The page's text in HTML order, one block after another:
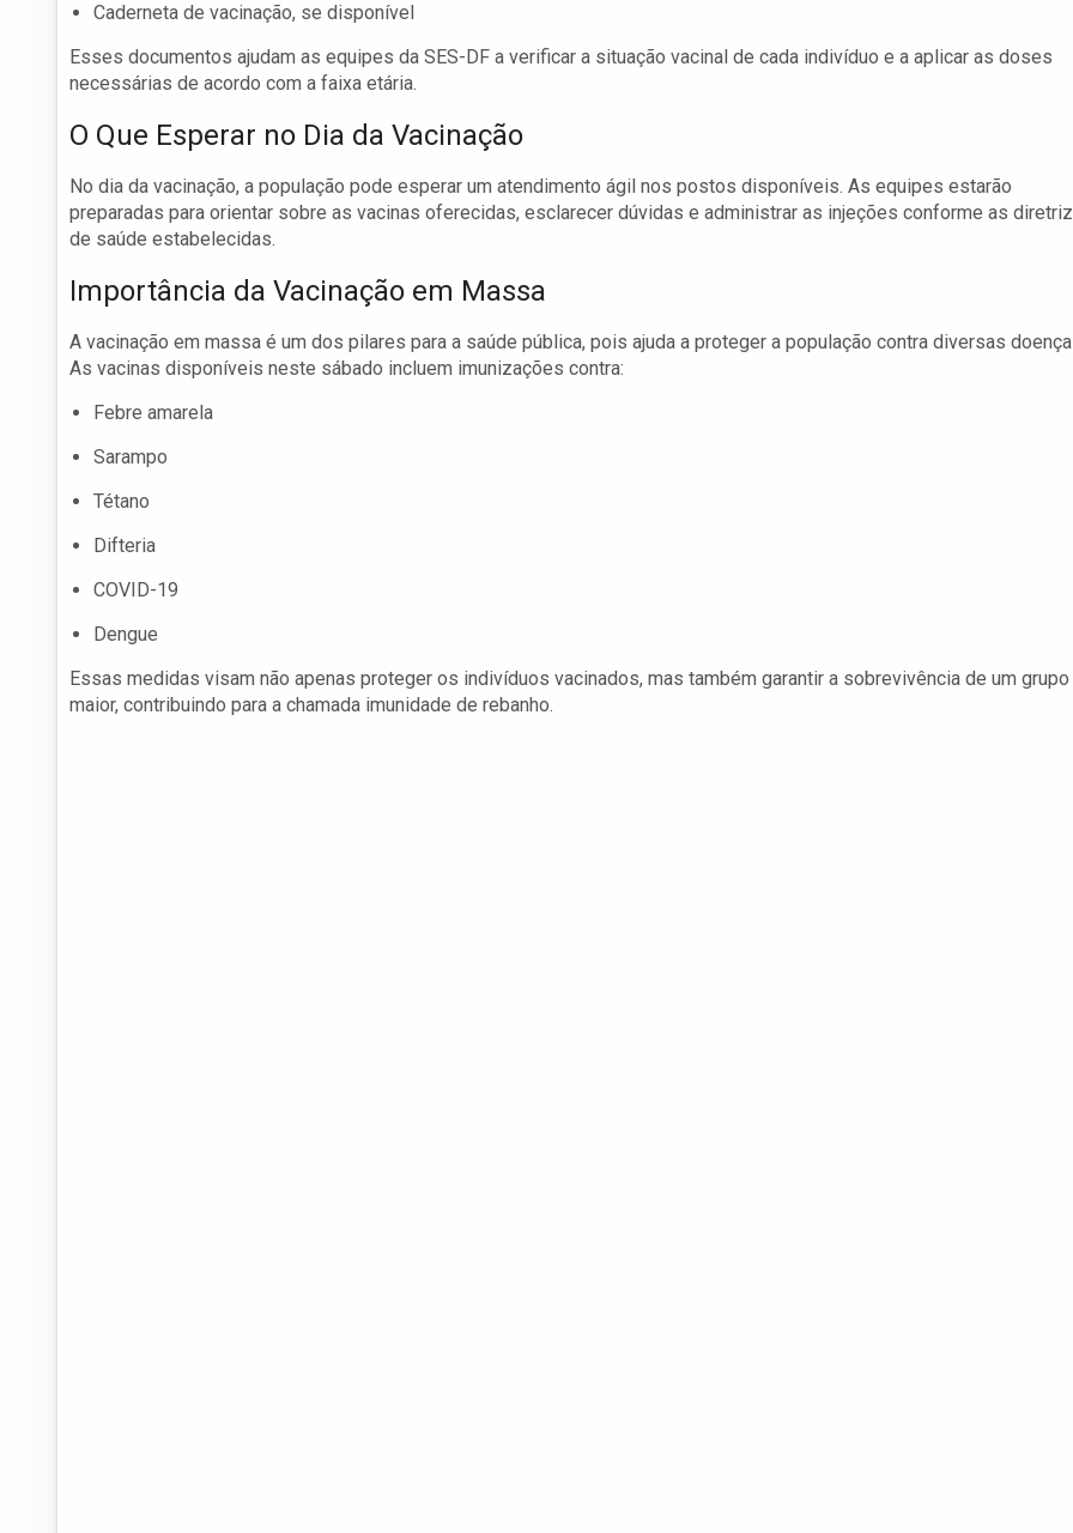
Caderneta de vacinação, se disponível
Esses documentos ajudam as equipes da SES-DF a verificar a situação vacinal de cada indivíduo e a aplicar as doses
necessárias de acordo com a faixa etária.
O Que Esperar no Dia da Vacinação
No dia da vacinação, a população pode esperar um atendimento ágil nos postos disponíveis. As equipes estarão
preparadas para orientar sobre as vacinas oferecidas, esclarecer dúvidas e administrar as injeções conforme as
de saúde estabelecidas.
Importância da Vacinação em Massa
A vacinação em massa é um dos pilares para a saúde pública, pois ajuda a proteger a população contra diversas
As vacinas disponíveis neste sábado incluem imunizações contra:
Febre amarela
Sarampo
Tétano
Difteria
COVID-19
Dengue
Essas medidas visam não apenas proteger os indivíduos vacinados, mas também garantir a sobrevivência de um grupo
maior, contribuindo para a chamada imunidade de rebanho.